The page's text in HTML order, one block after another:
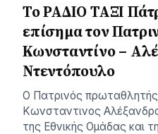
Το ΡΑΔΙΟ ΤΑΞΙ
επίσημα τον
Κωνσταντίνο –
Ντεντόπουλο
Ο Πατρινός
Κωνσταντινος
της Εθνικής Ομάδας και